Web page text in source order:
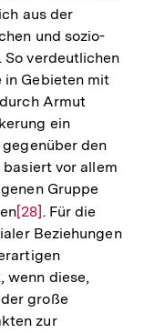
aus der
und sozio-
So verdeutlichen
in Gebieten mit
Armut
ein
den
vor allem
Gruppe
Zur
Auflösung
der
Fußnote
[28]. Für die
Beziehungen
wenn diese,
große
zur